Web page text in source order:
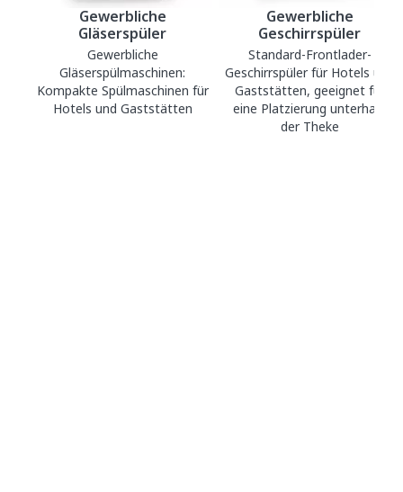
Gewerbliche
Gläserspüler
Gewerbliche
Gläserspülmaschinen:
Kompakte Spülmaschinen für
Hotels und Gaststätten
Gewerbliche
Geschirrspüler
Standard-Frontlader-
Geschirrspüler für Hotels und
Gaststätten, geeignet für
eine Platzierung unterhalb
der Theke